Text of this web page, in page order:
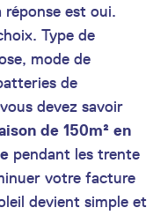
est oui.
Type de
mode de
de
devez savoir
de 150m² en
pendant les trente
votre facture
devient simple et